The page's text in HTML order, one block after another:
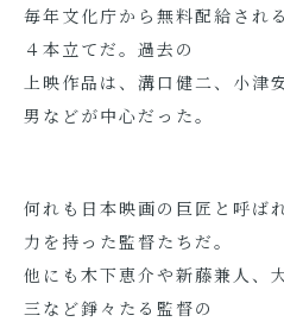
毎年文化庁から無料配給され
４本立てだ。過去の
上映作品は、溝口健二、小津
男などが中心だった。
何れも日本映画の巨匠と呼ば
力を持った監督たちだ。
他にも木下恵介や新藤兼人、
三など錚々たる監督の